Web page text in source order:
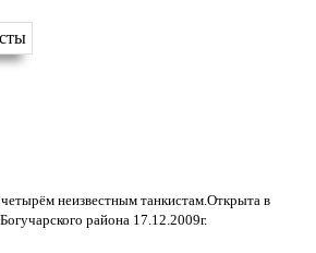
неизвестным танкистам. Открыта в
района 17.12.2009г.